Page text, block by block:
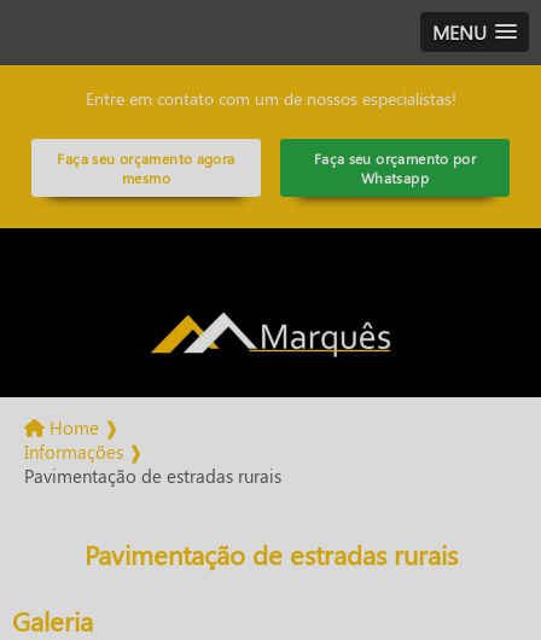
MENU
Entre em contato com um de nossos especialistas!
Faça seu orçamento agora
mesmo
Faça seu orçamento por
Whatsapp
Home ❱
Informações ❱
Pavimentação de estradas rurais
Pavimentação de estradas rurais
Galeria